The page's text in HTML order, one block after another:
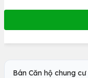
Bán Căn hộ chung cư